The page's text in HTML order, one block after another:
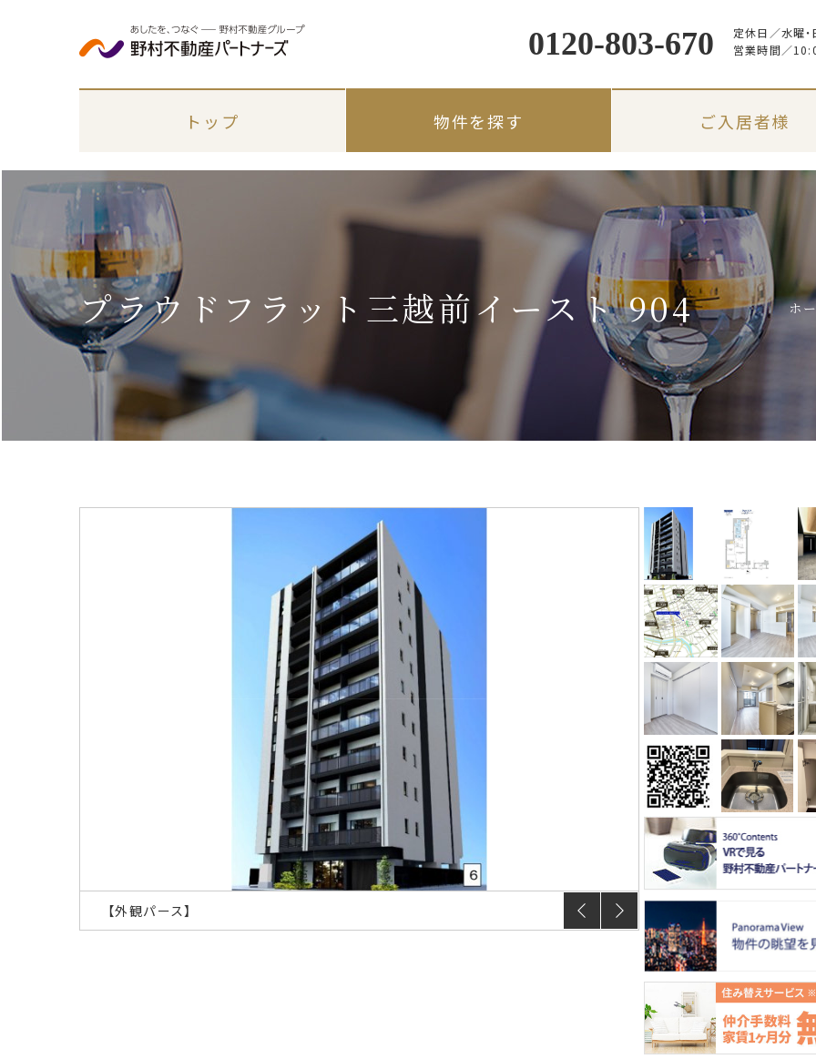
0120-803-670 定休日／水曜
営業時間／
トップ 物件を探す
エリアから探す 路線・駅名から探す 地図から探す
ご入居者様
各種手続き 入居のしおり 入居者限定サービス
プラウドフラット三越前イースト 904 ホ
【外観パース】